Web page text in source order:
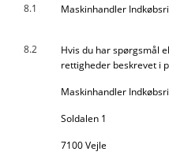
8.1 Maskinhandler
8.2
Hvis du har spørgsmål
rettigheder beskrevet i
Maskinhandler
Soldalen 1
7100 Vejle